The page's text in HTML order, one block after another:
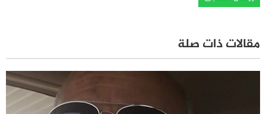
مقالات ذات صلة